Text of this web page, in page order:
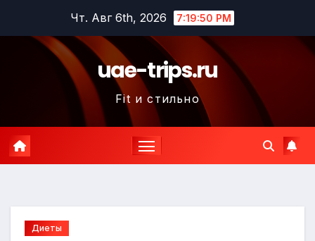
содержимому
Чт. Авг 6th, 2026 7:19:51 PM
uae-trips.ru
Fit и стильно
Диеты